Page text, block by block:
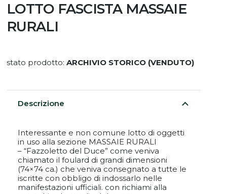
LOTTO FASCISTA MASSAIE
RURALI
stato prodotto: ARCHIVIO STORICO (VENDUTO)
Descrizione
Interessante e non comune lotto di oggetti
in uso alla sezione MASSAIE RURALI
– “Fazzoletto del Duce” come veniva
chiamato il foulard di grandi dimensioni
(74×74 ca.) che veniva consegnato a tutte le
iscritte con obbligo di indossarlo nelle
manifestazioni ufficiali. con richiami alla